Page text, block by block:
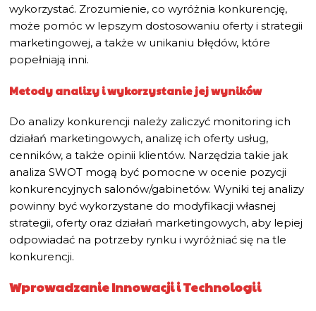
wykorzystać. Zrozumienie, co wyróżnia konkurencję,
może pomóc w lepszym dostosowaniu oferty i strategii
marketingowej, a także w unikaniu błędów, które
popełniają inni.
Metody analizy i wykorzystanie jej wyników
Do analizy konkurencji należy zaliczyć monitoring ich
działań marketingowych, analizę ich oferty usług,
cenników, a także opinii klientów. Narzędzia takie jak
analiza SWOT mogą być pomocne w ocenie pozycji
konkurencyjnych salonów/gabinetów. Wyniki tej analizy
powinny być wykorzystane do modyfikacji własnej
strategii, oferty oraz działań marketingowych, aby lepiej
odpowiadać na potrzeby rynku i wyróżniać się na tle
konkurencji.
Wprowadzanie Innowacji i Technologii